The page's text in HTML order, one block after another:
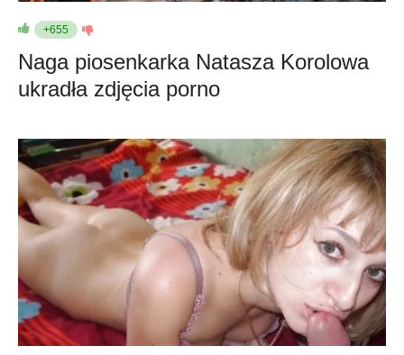
+655
Naga piosenkarka Natasza Korolowa
ukradła zdjęcia porno